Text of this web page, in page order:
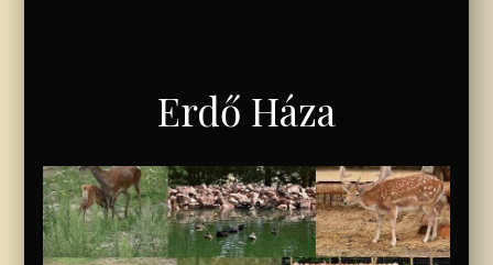
Erdő Háza